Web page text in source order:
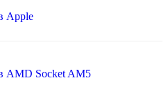
Apple
AMD Socket AM5